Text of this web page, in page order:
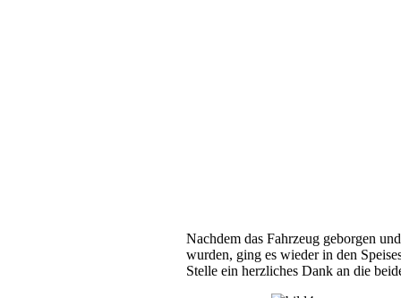
Nachdem das Fahrzeug geborgen
wurden, ging es wieder in den
Stelle ein herzliches Dank an die